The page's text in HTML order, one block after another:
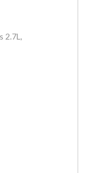
2.7L,